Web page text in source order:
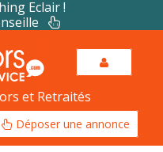
Eclair !
et Retraités
Déposer une annonce